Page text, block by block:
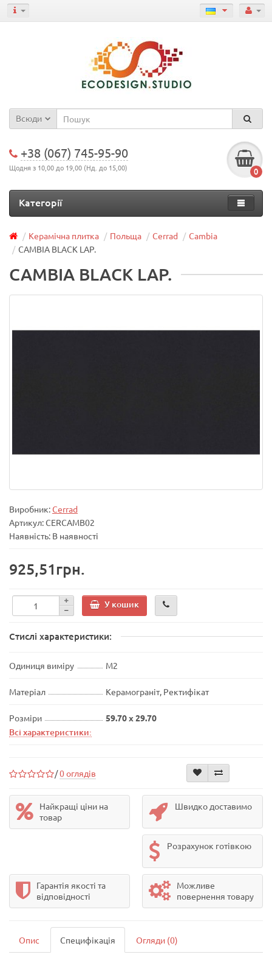
Всюди
+38 (067) 745-95-90
Щодня з 10,00 до 19,00 (Нд. до 15,00) 0
Категорії
Керамічна плитка Польща Cerrad
Cambia
CAMBIA BLACK LAP.
CAMBIA BLACK LAP.
Виробник:Cerrad
Артикул: CERCAMB02
Наявність: В наявності
925,51грн.
У кошик
Стислі характеристики:
Одиниця виміру М2
Матеріал Керамограніт, Ректифікат
Розміри 59.70 x 29.70
Всі характеристики:
/0 оглядів
Найкращі ціни на
товар
Швидко доставимо
Розрахунок готівкою
Гарантія якості та
відповідності
Можливе
повернення товару
Опис Специфікація Огляди (0)